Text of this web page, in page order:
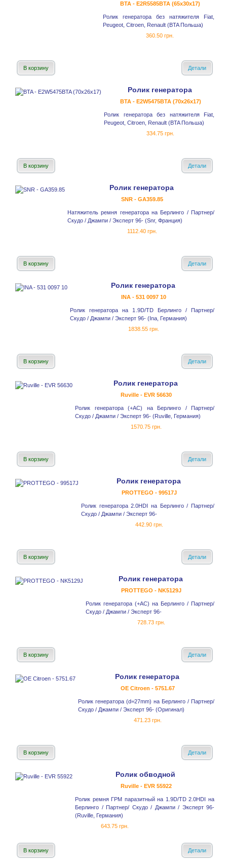
BTA - E2R5585BTA (65x30x17)
Ролик генератора без натяжителя Fiat,
Peugeot, Citroen, Renault (BTA Польша)
360.50 грн.
В корзину Детали
Ролик генератора
BTA - E2W5475BTA (70x26x17)
Ролик генератора без натяжителя Fiat,
Peugeot, Citroen, Renault (BTA Польша)
334.75 грн.
В корзину Детали
Ролик генератора
SNR - GA359.85
Натяжитель ремня генератора на Берлинго / Партнер/
Скудо / Джампи / Эксперт 96- (Snr, Франция)
1112.40 грн.
В корзину Детали
Ролик генератора
INA - 531 0097 10
Ролик генератора на 1.9D/TD Берлинго / Партнер/
Скудо / Джампи / Эксперт 96- (Ina, Германия)
1838.55 грн.
В корзину Детали
Ролик генератора
Ruville - EVR 56630
Ролик генератора (+AC) на Берлинго / Партнер/
Скудо / Джампи / Эксперт 96- (Ruville, Германия)
1570.75 грн.
В корзину Детали
Ролик генератора
PROTTEGO - 99517J
Ролик генератора 2.0HDI на Берлинго / Партнер/
Скудо / Джампи / Эксперт 96-
442.90 грн.
В корзину Детали
Ролик генератора
PROTTEGO - NK5129J
Ролик генератора (+AC) на Берлинго / Партнер/
Скудо / Джампи / Эксперт 96-
728.73 грн.
В корзину Детали
Ролик генератора
OE Citroen - 5751.67
Ролик генератора (d=27mm) на Берлинго / Партнер/
Скудо / Джампи / Эксперт 96- (Оригинал)
471.23 грн.
В корзину Детали
Ролик обводной
Ruville - EVR 55922
Ролик ремня ГРМ паразитный на 1.9D/TD 2.0HDI на
Берлинго / Партнер/ Скудо / Джампи / Эксперт 96-
(Ruville, Германия)
643.75 грн.
В корзину Детали